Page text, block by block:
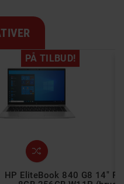
HD i5 8GB
PÅ TILBUD!
HP EliteBook 840 G8 14"